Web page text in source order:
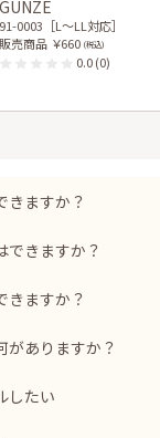
GUNZE
91-0003［L〜LL対応］
販売商品 ￥660 (税込)
0.0(0)
きますか？
できますか？
きますか？
がありますか？
したい